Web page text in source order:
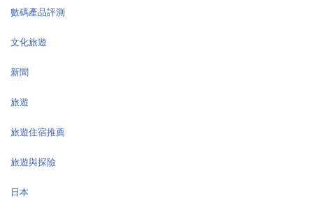
數碼產品評測
文化旅遊
新聞
旅遊
旅遊住宿推薦
旅遊與探險
日本